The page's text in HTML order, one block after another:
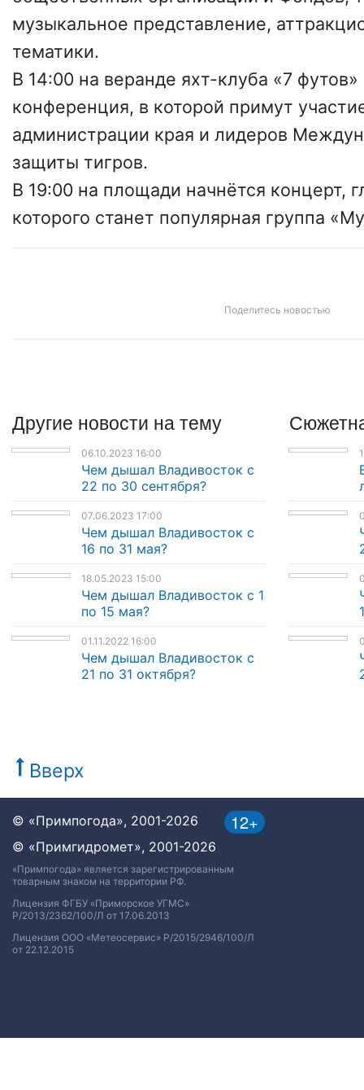
музыкальное представление,
тематики.
В 14:00 на веранде яхт-клуба «7
конференция, в которой примут
администрации края и лидеров
защиты тигров.
В 19:00 на площади начнётся концерт,
которого станет популярная группа
Поделитесь новостью
Другие новости на тему
06.10.2023 16:00
Чем дышал Владивосток с
22 по 30 сентября?
07.06.2023 17:00
Чем дышал Владивосток с
16 по 31 мая?
18.05.2023 15:00
Чем дышал Владивосток с 1
по 15 мая?
01.11.2022 16:00
Чем дышал Владивосток с
21 по 31 октября?
Вверх
12+
© «Примпогода», 2001-2026
© «Примгидромет», 2001-2026
«Примпогода» является зарегистрированным
товарным знаком на территории РФ.
Лицензия ФГБУ «Приморское УГМС»
Р/2013/2362/100/Л от 17.06.2013
Лицензия ООО «Метеосервис» Р/2015/2946/100/Л
от 22.12.2015